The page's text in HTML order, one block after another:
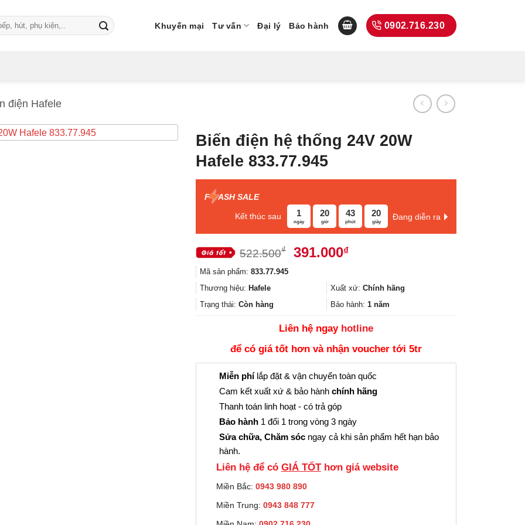
Khuyến mại Tư vấn Đại lý Bảo hành 0902.716.230
điện Hafele
Biến điện hệ thống 24V 20W
Hafele 833.77.945
F ASH SALE
Kết thúc sau 1
ngày
20
giờ
43
phút
19
giây
Đang diễn ra
522.500₫
Giá
522.500₫.
391.000₫Giá
là:
391.000₫.
Mã sản phẩm: 833.77.945
Thương hiệu: Hafele Xuất xứ: Chính hãng
Trạng thái: Còn hàng Bảo hành: 1 năm
Liên hệ ngay hotline
để có giá tốt hơn và nhận voucher tới 5tr
Miễn phílắp đặt & vận chuyển toàn quốc
Cam kết xuất xứ & bảo hành chính hãng
Thanh toán linh hoạt - có trả góp
Bảo hành 1 đổi 1 trong vòng 3 ngày
Sửa chữa, Chăm sóc ngay cả khi sản phẩm hết hạn bảo
hành.
Liên hệ để có GIÁ TỐThơn giá website
Miền Bắc: 0943 980 890
Miền Trung: 0943 848 777